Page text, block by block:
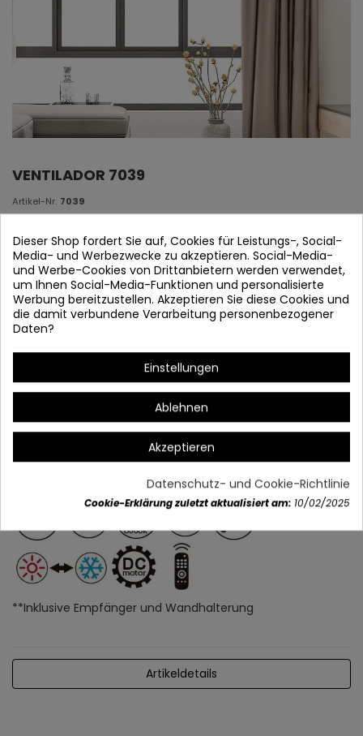
VENTILADOR 7039
Artikel-Nr. 7039
Verkäufer 7039
**Inklusive Empfänger und Wandhalterung
Artikeldetails
Dieser Shop fordert Sie auf, Cookies für Leistungs-, Social-
Media- und Werbezwecke zu akzeptieren. Social-Media-
und Werbe-Cookies von Drittanbietern werden verwendet,
um Ihnen Social-Media-Funktionen und personalisierte
Werbung bereitzustellen. Akzeptieren Sie diese Cookies und
die damit verbundene Verarbeitung personenbezogener
Daten?
Einstellungen
Ablehnen
Akzeptieren
Datenschutz- und Cookie-Richtlinie
Cookie-Erklärung zuletzt aktualisiert am: 10/02/2025